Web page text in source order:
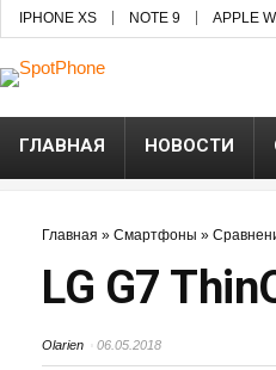
IPHONE XS NOTE 9 APPLE
ГЛАВНАЯ НОВОСТИ
Главная » Смартфоны »
LG G7
Olarien 06.05.2018